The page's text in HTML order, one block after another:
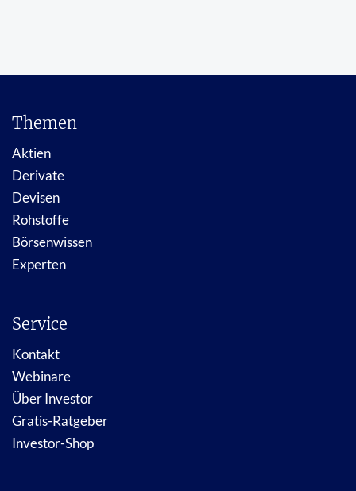
Themen
Aktien
Derivate
Devisen
Rohstoffe
Börsenwissen
Experten
Service
Kontakt
Webinare
Über Investor
Gratis-Ratgeber
Investor-Shop